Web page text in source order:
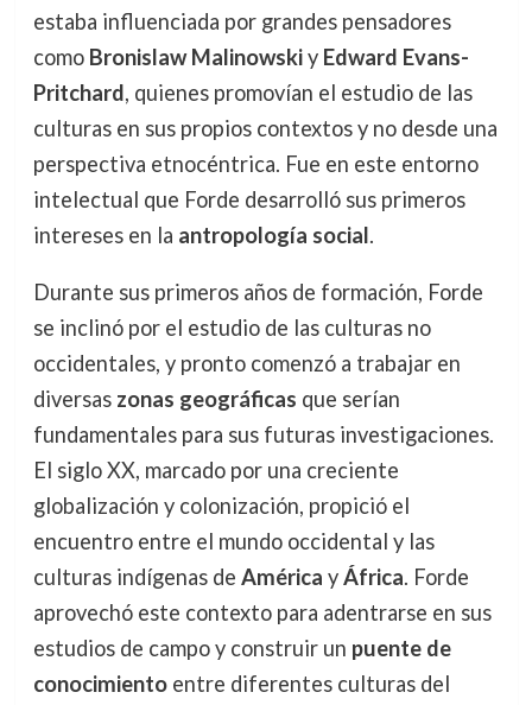
estaba influenciada por grandes pensadores
como Bronislaw Malinowskiy Edward Evans-
Pritchard, quienes promovían el estudio de las
culturas en sus propios contextos y no desde una
perspectiva etnocéntrica. Fue en este entorno
intelectual que Forde desarrolló sus primeros
intereses en la antropología social.
Durante sus primeros años de formación, Forde
se inclinó por el estudio de las culturas no
occidentales, y pronto comenzó a trabajar en
diversas zonas geográficas que serían
fundamentales para sus futuras investigaciones.
El siglo XX, marcado por una creciente
globalización y colonización, propició el
encuentro entre el mundo occidental y las
culturas indígenas de América yÁfrica. Forde
aprovechó este contexto para adentrarse en sus
estudios de campo y construir un puente de
conocimientoentre diferentes culturas del